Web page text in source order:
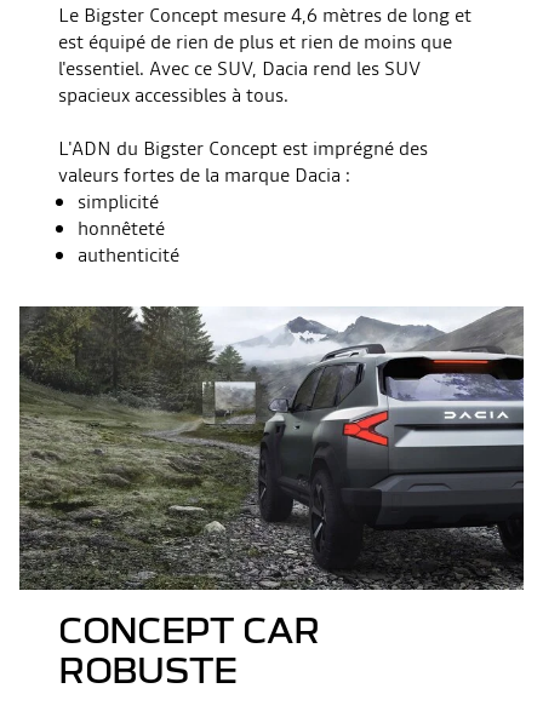
Le Bigster Concept mesure 4,6 mètres de long et
est équipé de rien de plus et rien de moins que
l'essentiel. Avec ce SUV, Dacia rend les SUV
spacieux accessibles à tous.
L'ADN du Bigster Concept est imprégné des
valeurs fortes de la marque Dacia :
simplicité
honnêteté
authenticité
CONCEPT CAR
ROBUSTE